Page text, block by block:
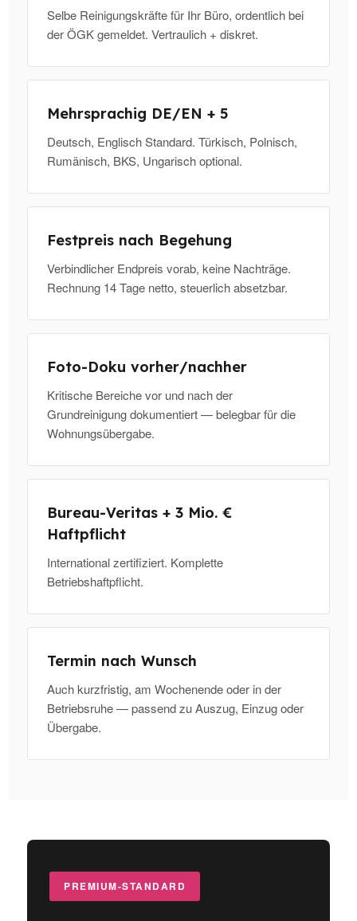
Selbe Reinigungskräfte für Ihr Büro, ordentlich bei
der ÖGK gemeldet. Vertraulich + diskret.
Mehrsprachig DE/EN + 5
Deutsch, Englisch Standard. Türkisch, Polnisch,
Rumänisch, BKS, Ungarisch optional.
Festpreis nach Begehung
Verbindlicher Endpreis vorab, keine Nachträge.
Rechnung 14 Tage netto, steuerlich absetzbar.
Foto-Doku vorher/nachher
Kritische Bereiche vor und nach der
Grundreinigung dokumentiert — belegbar für die
Wohnungsübergabe.
Bureau-Veritas + 3 Mio. €
Haftpflicht
International zertifiziert. Komplette
Betriebshaftpflicht.
Termin nach Wunsch
Auch kurzfristig, am Wochenende oder in der
Betriebsruhe — passend zu Auszug, Einzug oder
Übergabe.
PREMIUM-STANDARD